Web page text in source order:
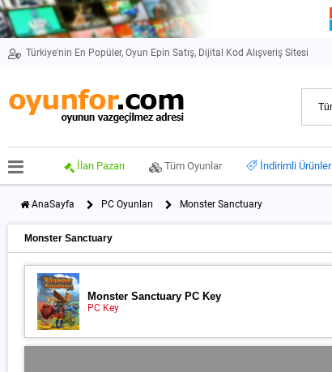
Türkiye'nin En Popüler, Oyun Epin Satış, Dijital Kod Alışveriş Sitesi
İlan Pazarı Tüm Oyunlar İndirimli Ürünler
AnaSayfa PC Oyunları Monster Sanctuary
Monster Sanctuary
Monster Sanctuary PC Key
PC Key